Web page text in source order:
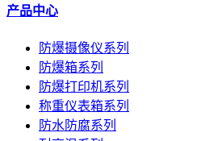
产品中心
防爆摄像仪系列
防爆箱系列
防爆打印机系列
称重仪表箱系列
防水防腐系列